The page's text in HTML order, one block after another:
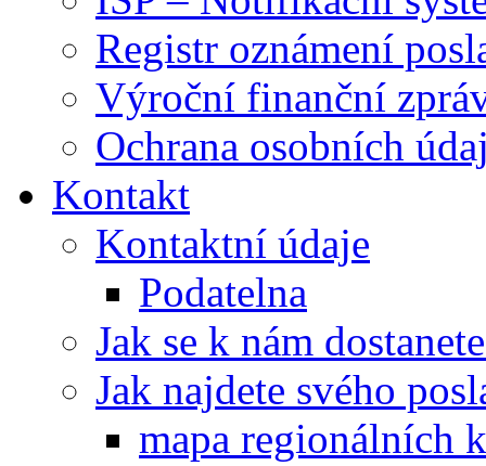
Registr oznámení
Výroční finanční
Ochrana osobních
Kontakt
Kontaktní údaje
Podatelna
Jak se k nám
Jak najdete svého
mapa regionálních